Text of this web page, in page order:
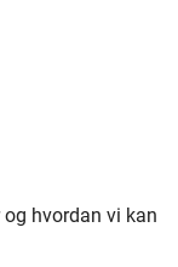
hvordan vi kan